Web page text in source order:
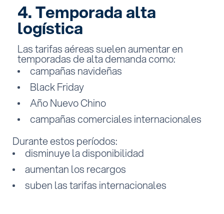
4. Temporada alta
logística
Las tarifas aéreas suelen aumentar en
temporadas de alta demanda como:
campañas navideñas
Black Friday
Año Nuevo Chino
campañas comerciales internacionales
Durante estos períodos:
disminuye la disponibilidad
aumentan los recargos
suben las tarifas internacionales